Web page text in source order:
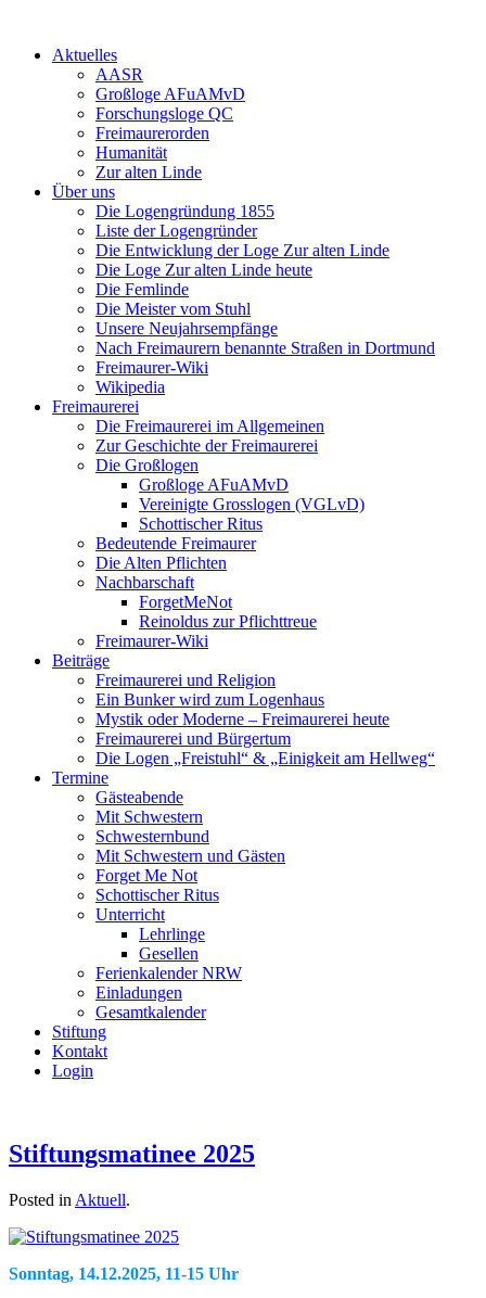
Aktuelles
AASR
Großloge AFuAMvD
Forschungsloge QC
Freimaurerorden
Humanität
Zur alten Linde
Über uns
Die Logengründung 1855
Liste der Logengründer
Die Entwicklung der Loge Zur alten Linde
Die Loge Zur alten Linde heute
Die Femlinde
Die Meister vom Stuhl
Unsere Neujahrsempfänge
Nach Freimaurern benannte Straßen in Dortmund
Freimaurer-Wiki
Wikipedia
Freimaurerei
Die Freimaurerei im Allgemeinen
Zur Geschichte der Freimaurerei
Die Großlogen
Großloge AFuAMvD
Vereinigte Grosslogen (VGLvD)
Schottischer Ritus
Bedeutende Freimaurer
Die Alten Pflichten
Nachbarschaft
ForgetMeNot
Reinoldus zur Pflichttreue
Freimaurer-Wiki
Beiträge
Freimaurerei und Religion
Ein Bunker wird zum Logenhaus
Mystik oder Moderne – Freimaurerei heute
Freimaurerei und Bürgertum
Die Logen „Freistuhl“ & „Einigkeit am Hellweg“
Termine
Gästeabende
Mit Schwestern
Schwesternbund
Mit Schwestern und Gästen
Forget Me Not
Schottischer Ritus
Unterricht
Lehrlinge
Gesellen
Ferienkalender NRW
Einladungen
Gesamtkalender
Stiftung
Kontakt
Login
Stiftungsmatinee 2025
Posted in Aktuell.
Sonntag, 14.12.2025, 11-15 Uhr